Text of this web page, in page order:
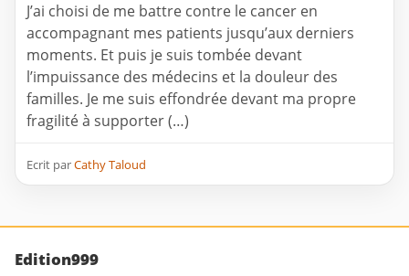
J’ai choisi de me battre contre le cancer en
accompagnant mes patients jusqu’aux derniers
moments. Et puis je suis tombée devant
l’impuissance des médecins et la douleur des
familles. Je me suis effondrée devant ma propre
fragilité à supporter (…)
Ecrit parCathy Taloud
Edition999